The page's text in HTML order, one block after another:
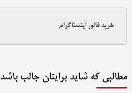
خرید فالور اینستاگرام
مطالبی که شاید برایتان جالب باشد